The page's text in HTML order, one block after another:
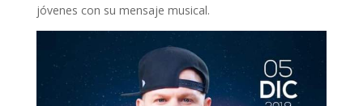
jóvenes con su mensaje musical.